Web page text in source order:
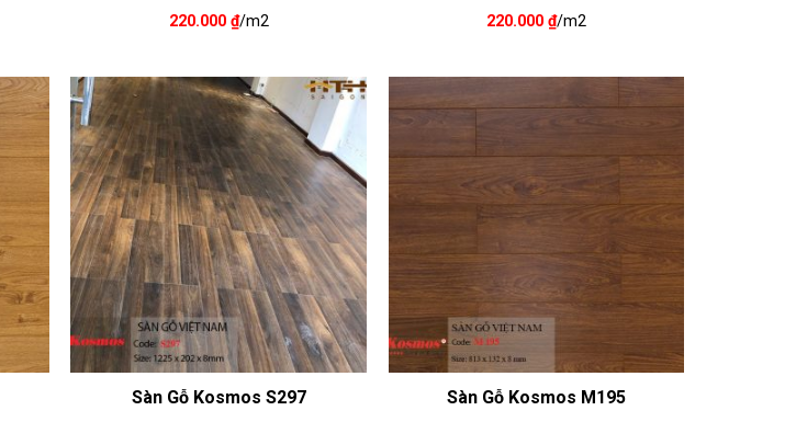
220.000 ₫/m2 220.000 ₫/m2
Sàn Gỗ Kosmos S297 Sàn Gỗ Kosmos M195